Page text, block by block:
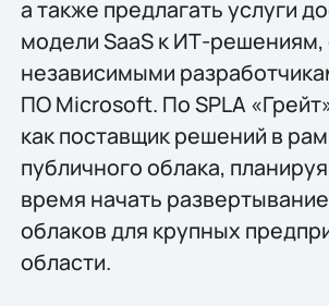
а также предлагать услуги
модели SaaS к ИТ-
независимыми
ПО Microsoft. По SPLA
как поставщик решений в
публичного облака,
время начать
облаков для крупных
области.